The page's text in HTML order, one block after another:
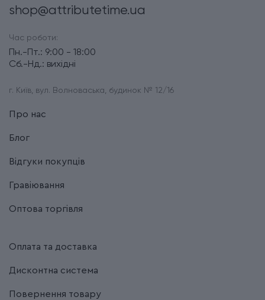
shop@attributetime.ua
Час роботи:
Пн.-Пт.: 9:00 - 18:00
Сб.-Нд.: вихідні
г. Київ, вул. Волноваська, будинок № 12/16
Про нас
Блог
Відгуки покупців
Гравіювання
Оптова торгівля
Оплата та доставка
Дисконтна система
Повернення товару